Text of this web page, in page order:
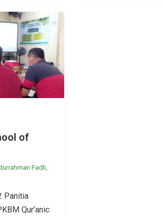
of
Fadli,
Panitia
Qur’anic